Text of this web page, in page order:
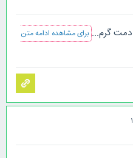
دمت گرم... برای مشاهده ادامه متن